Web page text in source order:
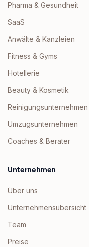
Pharma & Gesundheit
SaaS
Anwälte & Kanzleien
Fitness & Gyms
Hotellerie
Beauty & Kosmetik
Reinigungsunternehmen
Umzugsunternehmen
Coaches & Berater
Unternehmen
Über uns
Unternehmensübersicht
Team
Preise